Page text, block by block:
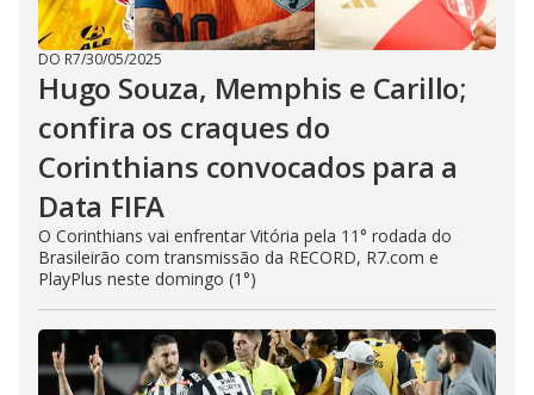
DO R7/30/05/2025
Hugo Souza, Memphis e Carillo;
confira os craques do
Corinthians convocados para a
Data FIFA
O Corinthians vai enfrentar Vitória pela 11° rodada do
Brasileirão com transmissão da RECORD, R7.com e
PlayPlus neste domingo (1°)